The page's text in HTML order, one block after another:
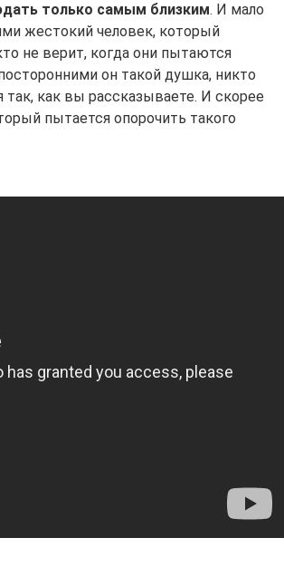
только самым близким. И мало
жестокий человек, который
не верит, когда они пытаются
он такой душка, никто
как вы рассказываете. И скорее
пытается опорочить такого